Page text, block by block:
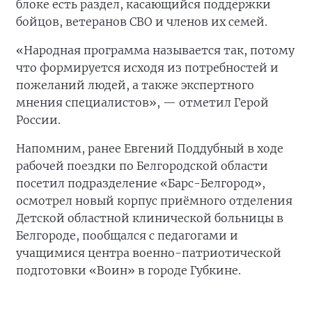
блоке есть раздел, касающийся поддержки
бойцов, ветеранов СВО и членов их семей.
«Народная программа называется так, потому
что формируется исходя из потребностей и
пожеланий людей, а также экспертного
мнения специалистов», — отметил Герой
России.
Напомним, ранее Евгений Поддубный в ходе
рабочей поездки по Белгородской области
посетил подразделение «Барс-Белгород»,
осмотрел новый корпус приёмного отделения
Детской областной клинической больницы в
Белгороде, пообщался с педагогами и
учащимися центра военно-патриотической
подготовки «Воин» в городе Губкине.